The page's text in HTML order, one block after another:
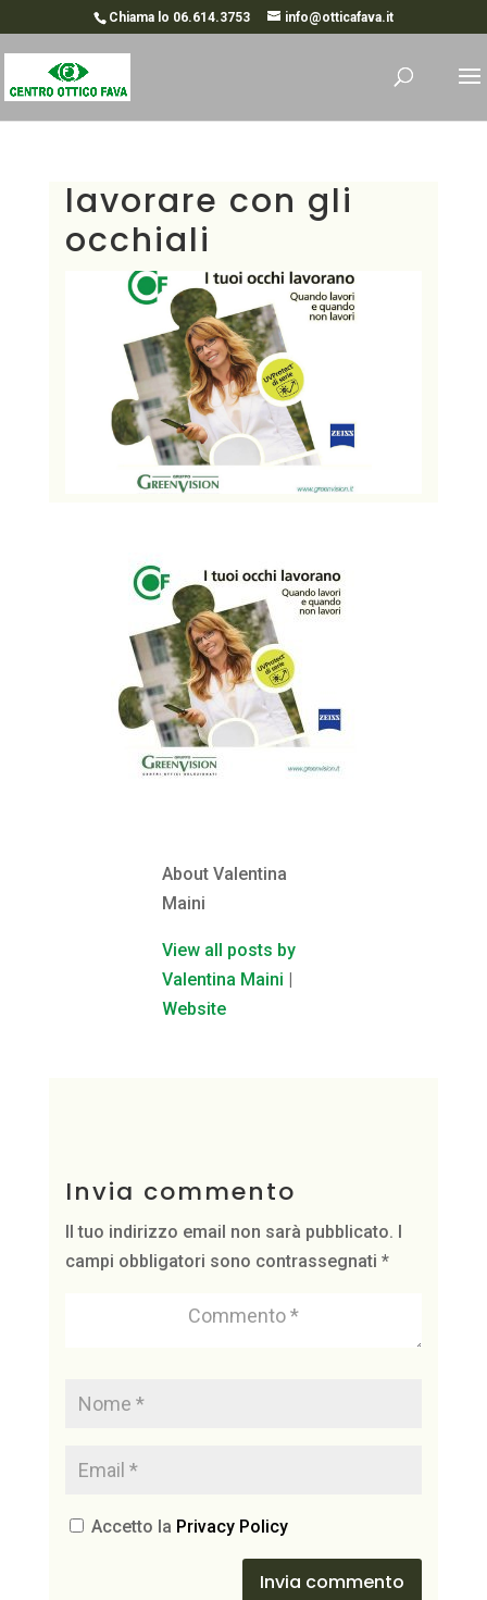
Chiama lo 06.614.3753 info@otticafava.it
lavorare con gli
occhiali
About Valentina
Maini
View all posts by
Valentina Maini
Website
Invia commento
Il tuo indirizzo email non sarà pubblicato.
campi obbligatori sono contrassegnati *
Accetto la Privacy Policy